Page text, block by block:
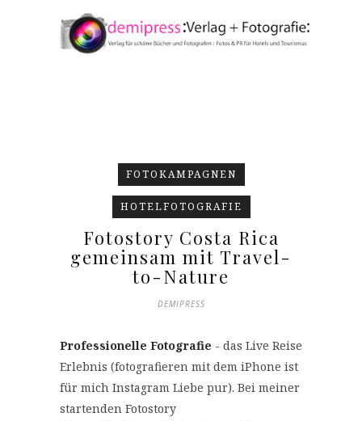
FOTOKAMPAGNEN
HOTELFOTOGRAFIE
Fotostory Costa Rica
gemeinsam mit Travel-
to-Nature
DEMIPRESS
Professionelle Fotografie - das Live Reise
Erlebnis (fotografieren mit dem iPhone ist
für mich Instagram Liebe pur). Bei meiner
startenden Fotostory